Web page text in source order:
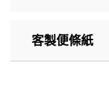
客製便條紙